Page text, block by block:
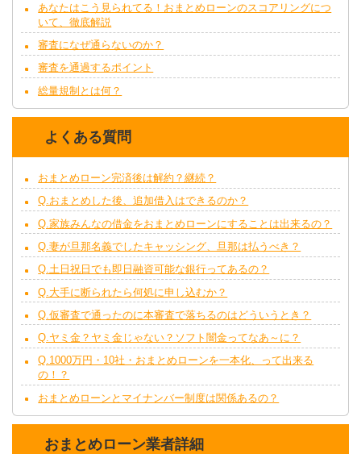
あなたはこう見られてる！おまとめローンのスコアリングにつ
いて、徹底解説
審査になぜ通らないのか？
審査を通過するポイント
総量規制とは何？
よくある質問
おまとめローン完済後は解約？継続？
Q.おまとめした後、追加借入はできるのか？
Q.家族みんなの借金をおまとめローンにすることは出来るの？
Q.妻が旦那名義でしたキャッシング、旦那は払うべき？
Q.土日祝日でも即日融資可能な銀行ってあるの？
Q.大手に断られたら何処に申し込むか？
Q.仮審査で通ったのに本審査で落ちるのはどういうとき？
Q.ヤミ金？ヤミ金じゃない？ソフト闇金ってなあ～に？
Q.1000万円・10社・おまとめローンを一本化、って出来る
の！？
おまとめローンとマイナンバー制度は関係あるの？
おまとめローン業者詳細